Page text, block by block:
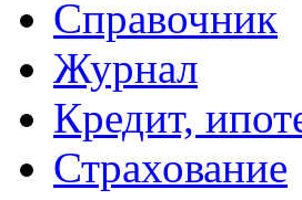
Справочник
Журнал
Кредит,
Страхование